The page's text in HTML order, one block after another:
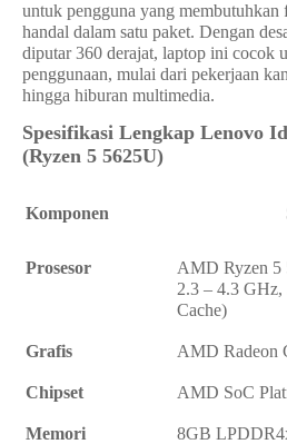
untuk pengguna yang membutuhkan
handal dalam satu paket. Dengan
diputar 360 derajat, laptop ini cocok
penggunaan, mulai dari pekerjaan
hingga hiburan multimedia.
Spesifikasi Lengkap Lenovo
(Ryzen 5 5625U)
Komponen
Prosesor
AMD Ryzen 5
2.3 – 4.3
Cache)
Grafis AMD Radeon
Chipset AMD SoC
Memori
8GB